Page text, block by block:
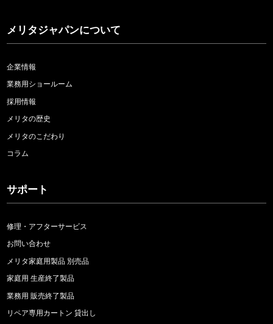
メリタジャパンについて
企業情報
業務用ショールーム
採用情報
メリタの歴史
メリタのこだわり
コラム
サポート
修理・アフターサービス
お問い合わせ
メリタ家庭用製品 別売品
家庭用 生産終了製品
業務用 販売終了製品
リペア専用カートン 貸出し